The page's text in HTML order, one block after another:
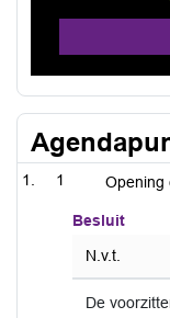
1 Opening
Besluit
N.v.t.
De